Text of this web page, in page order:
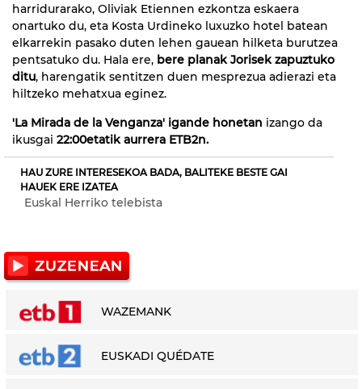
harridurarako, Oliviak Etiennen ezkontza eskaera
onartuko du, eta Kosta Urdineko luxuzko hotel batean
elkarrekin pasako duten lehen gauean hilketa burutzea
pentsatuko du. Hala ere, bere planak Jorisek zapuztuko
ditu, harengatik sentitzen duen mesprezua adierazi eta
hiltzeko mehatxua eginez.
'La Mirada de la Venganza' igande honetan izango da
ikusgai 22:00etatik aurrera ETB2n.
HAU ZURE INTERESEKOA BADA, BALITEKE BESTE GAI
HAUEK ERE IZATEA
Euskal Herriko telebista
WAZEMANK
EUSKADI QUÉDATE